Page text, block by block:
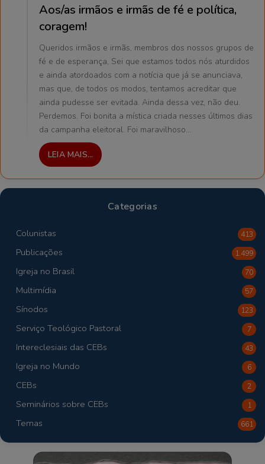
Aos/as irmãos e irmãs de fé e política,
coragem!
Queridos irmãos e irmãs, membros dos nossos grupos de
fé e de esperança, Sei que estamos todos nós aturdidos
e ainda atordoados com a notícia que já se anunciava,
mas que, de todos os modos, tentamos acreditar que
ainda pudesse ser evitada. Ainda dessa vez, não deu.
Perdemos. Foi bonita a mística criada nesses últimos dias
da campanha eleitoral. Foi maravilhoso…
LEIA MAIS...
Categorias
Colunistas 413
Publicações 1.499
Igreja no Brasil 70
Multimídia 57
Sínodos 123
Serviço Teológico Pastoral 7
Intereclesiais das CEBs 43
Igreja no Mundo 6
CEBs 2
Seminários sobre CEBs 1
Temas 661